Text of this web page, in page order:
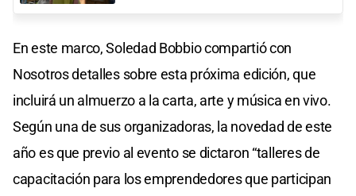
En este marco, Soledad Bobbio compartió con
Nosotros detalles sobre esta próxima edición, que
incluirá un almuerzo a la carta, arte y música en vivo.
Según una de sus organizadoras, la novedad de este
año es que previo al evento se dictaron “talleres de
capacitación para los emprendedores que participan